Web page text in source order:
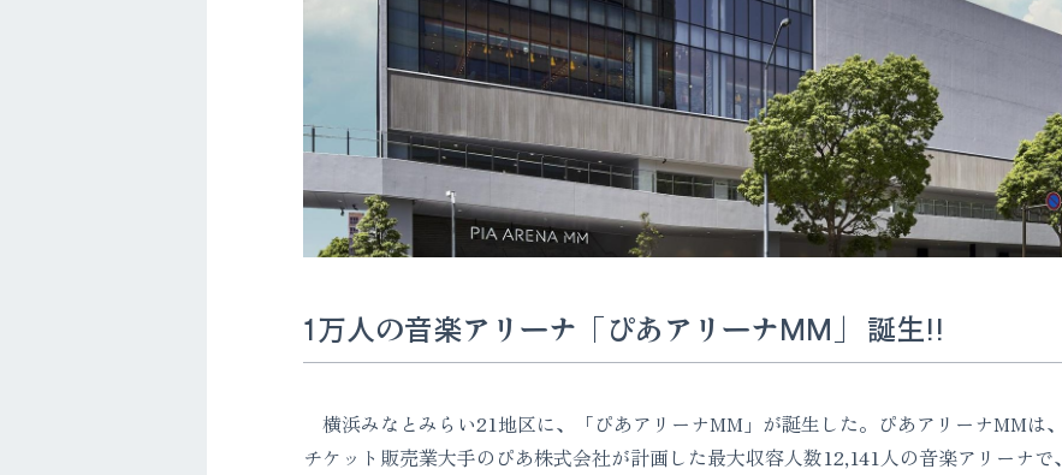
1万人の音楽アリーナ「ぴあアリーナMM」 誕生!!
横浜みなとみらい21地区に、「ぴあアリーナMM」が誕生した。ぴあアリーナMMは、
チケット販売業大手のぴあ株式会社が計画した最大収容人数12,141人の音楽アリーナで、